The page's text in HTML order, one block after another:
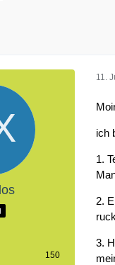
150
11.
ich
1.
2.
3.